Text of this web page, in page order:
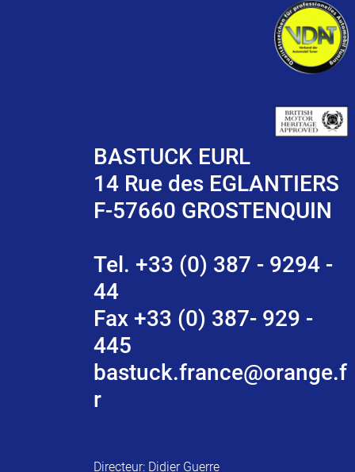
BASTUCK EURL
14 Rue des EGLANTIERS
F-57660 GROSTENQUIN
Tel. +33 (0) 387 - 9294 -
44
Fax +33 (0) 387- 929 -
445
bastuck.france@orange.f
r
Directeur: Didier Guerre